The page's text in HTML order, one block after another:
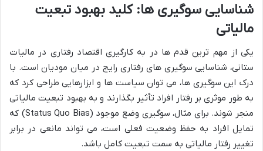
شناسایی سوگیری ها: کلید بهبود تبعیت
مالیاتی
یکی از مهم ترین قدم ها در به کارگیری اقتصاد رفتاری در مالیات
ستانی، شناسایی سوگیری های رفتاری رایج در میان مودیان است. با
درک این سوگیری ها، می توان سیاست ها و ابزارهایی طراحی کرد که
به طور موثری بر رفتار افراد تأثیر بگذارند و به بهبود تبعیت مالیاتی
منجر شوند. برای مثال، سوگیری وضع موجود (Status Quo Bias) که
تمایل افراد به حفظ وضعیت فعلی است، می تواند مانعی در برابر
تغییر رفتار مالیاتی به سمت تبعیت کامل باشد.